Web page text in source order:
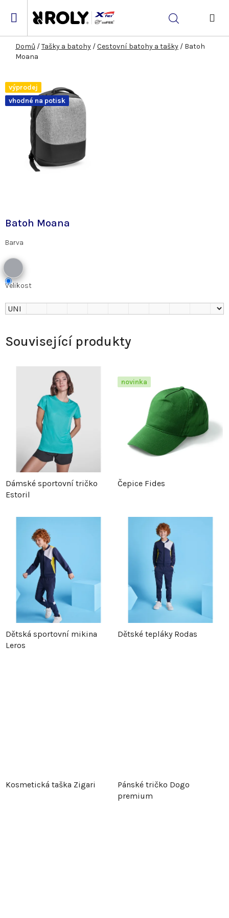
Hledat
Domů /Tašky a batohy /Cestovní batohy a tašky / Batoh
Moana
Batoh Moana
Barva
Velikost
výprodej
vhodné na potisk
Související produkty
Dámské sportovní tričko
Estoril
novinka
Čepice Fides
Dětská sportovní mikina
Leros
Dětské tepláky Rodas
Kosmetická taška Zigari
Pánské tričko Dogo
premium